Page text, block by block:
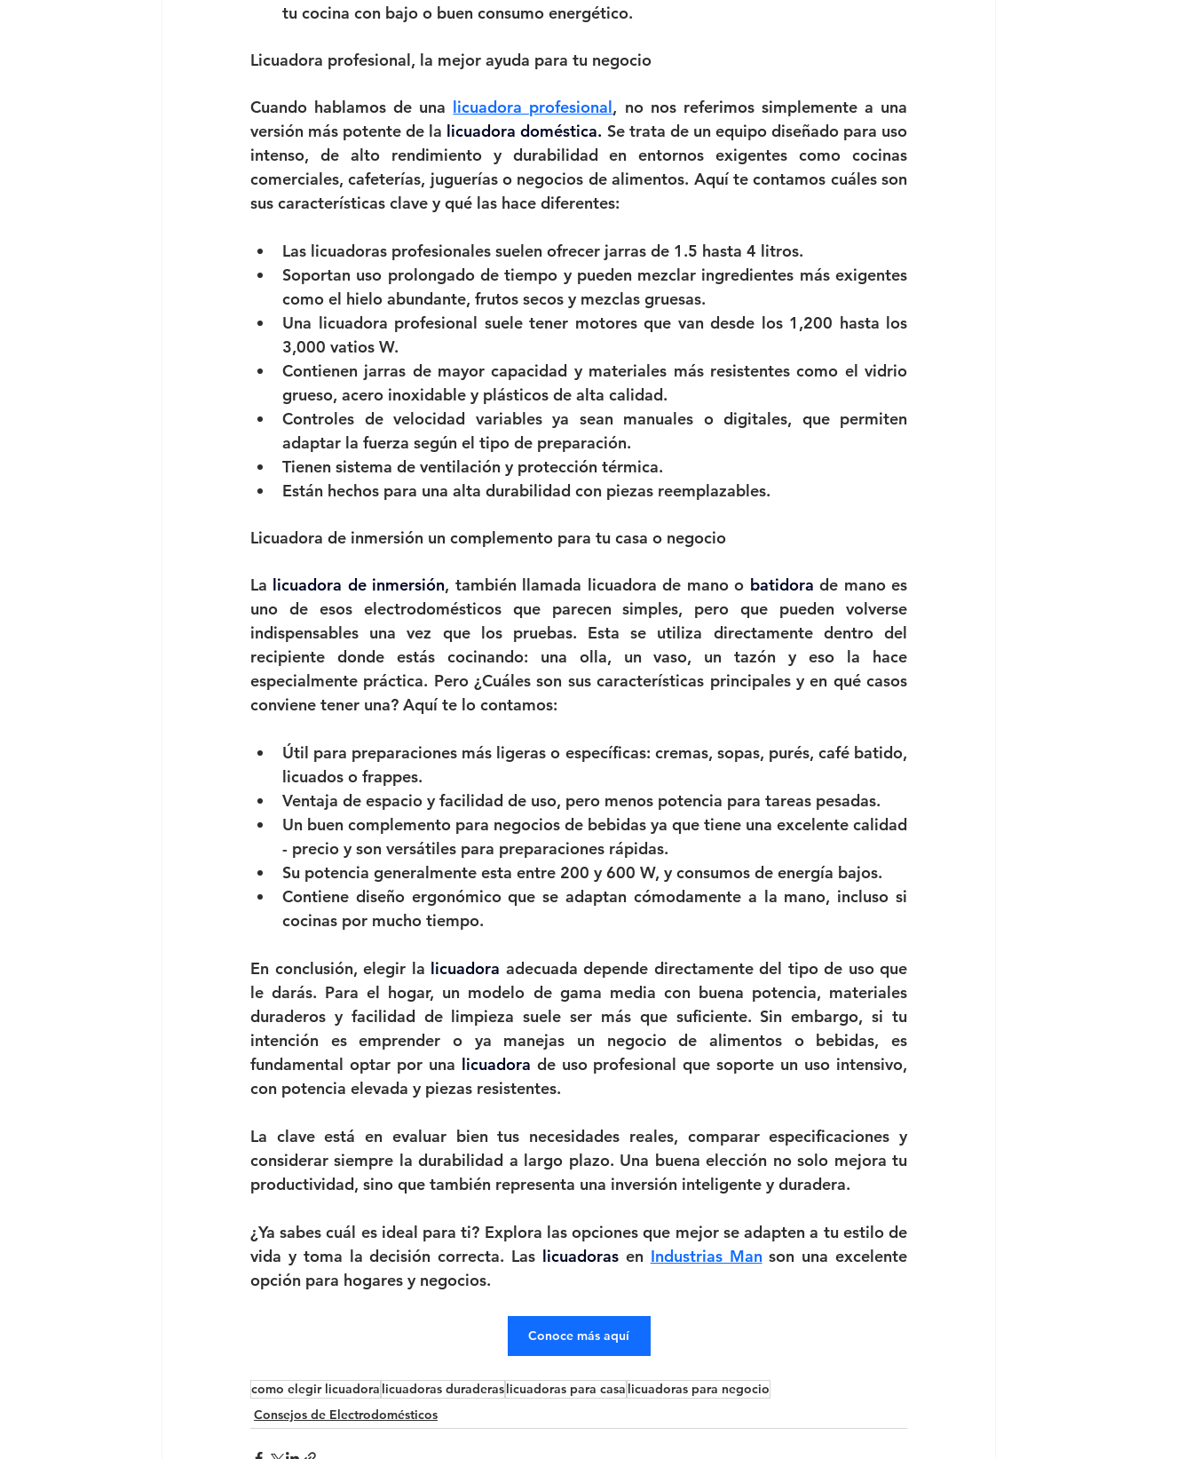
tu cocina con bajo o buen consumo energético.
Licuadora profesional, la mejor ayuda para tu negocio
Cuando hablamos de una licuadora profesional, no nos referimos simplemente a una
versión más potente de la licuadora doméstica. Se trata de un equipo diseñado para uso
intenso, de alto rendimiento y durabilidad en entornos exigentes como cocinas
comerciales, cafeterías, juguerías o negocios de alimentos. Aquí te contamos cuáles son
sus características clave y qué las hace diferentes:
Las licuadoras profesionales suelen ofrecer jarras de 1.5 hasta 4 litros.
Soportan uso prolongado de tiempo y pueden mezclar ingredientes más exigentes
como el hielo abundante, frutos secos y mezclas gruesas.
Una licuadora profesional suele tener motores que van desde los 1,200 hasta los
3,000 vatios W.
Contienen jarras de mayor capacidad y materiales más resistentes como el vidrio
grueso, acero inoxidable y plásticos de alta calidad.
Controles de velocidad variables ya sean manuales o digitales, que permiten
adaptar la fuerza según el tipo de preparación.
Tienen sistema de ventilación y protección térmica.
Están hechos para una alta durabilidad con piezas reemplazables.
Licuadora de inmersión un complemento para tu casa o negocio
La licuadora de inmersión, también llamada licuadora de mano o batidora de mano es
uno de esos electrodomésticos que parecen simples, pero que pueden volverse
indispensables una vez que los pruebas. Esta se utiliza directamente dentro del
recipiente donde estás cocinando: una olla, un vaso, un tazón y eso la hace
especialmente práctica. Pero ¿Cuáles son sus características principales y en qué casos
conviene tener una? Aquí te lo contamos:
Útil para preparaciones más ligeras o específicas: cremas, sopas, purés, café batido,
licuados o frappes.
Ventaja de espacio y facilidad de uso, pero menos potencia para tareas pesadas.
Un buen complemento para negocios de bebidas ya que tiene una excelente calidad
- precio y son versátiles para preparaciones rápidas.
Su potencia generalmente esta entre 200 y 600 W, y consumos de energía bajos.
Contiene diseño ergonómico que se adaptan cómodamente a la mano, incluso si
cocinas por mucho tiempo.
En conclusión, elegir la licuadora adecuada depende directamente del tipo de uso que
le darás. Para el hogar, un modelo de gama media con buena potencia, materiales
duraderos y facilidad de limpieza suele ser más que suficiente. Sin embargo, si tu
intención es emprender o ya manejas un negocio de alimentos o bebidas, es
fundamental optar por una licuadora de uso profesional que soporte un uso intensivo,
con potencia elevada y piezas resistentes.
La clave está en evaluar bien tus necesidades reales, comparar especificaciones y
considerar siempre la durabilidad a largo plazo. Una buena elección no solo mejora tu
productividad, sino que también representa una inversión inteligente y duradera.
¿Ya sabes cuál es ideal para ti? Explora las opciones que mejor se adapten a tu estilo de
vida y toma la decisión correcta. Las licuadoras en Industrias Man son una excelente
opción para hogares y negocios.
Conoce más aquí
como elegir licuadora licuadoras duraderaslicuadoras para casa licuadoras para negocio
Consejos de Electrodomésticos